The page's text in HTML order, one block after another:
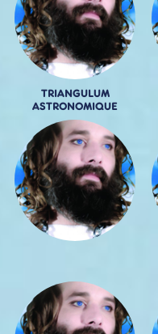
TRIANGULUM
ASTRONOMIQUE